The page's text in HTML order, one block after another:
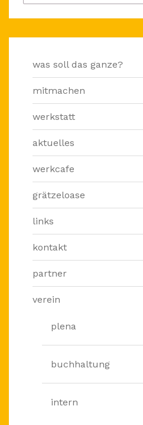
nach:
was soll das ganze?
mitmachen
werkstatt
aktuelles
werkcafe
grätzeloase
links
kontakt
partner
verein
plena
buchhaltung
intern